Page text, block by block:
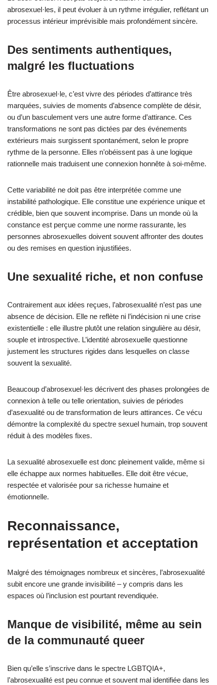
abrosexuel·les, il peut évoluer à un rythme irrégulier, reflétant un
processus intérieur imprévisible mais profondément sincère.
Des sentiments authentiques,
malgré les fluctuations
Être abrosexuel·le, c’est vivre des périodes d’attirance très
marquées, suivies de moments d’absence complète de désir,
ou d’un basculement vers une autre forme d’attirance. Ces
transformations ne sont pas dictées par des événements
extérieurs mais surgissent spontanément, selon le propre
rythme de la personne. Elles n’obéissent pas à une logique
rationnelle mais traduisent une connexion honnête à soi-même.
Cette variabilité ne doit pas être interprétée comme une
instabilité pathologique. Elle constitue une expérience unique et
crédible, bien que souvent incomprise. Dans un monde où la
constance est perçue comme une norme rassurante, les
personnes abrosexuelles doivent souvent affronter des doutes
ou des remises en question injustifiées.
Une sexualité riche, et non confuse
Contrairement aux idées reçues, l’abrosexualité n’est pas une
absence de décision. Elle ne reflète ni l’indécision ni une crise
existentielle : elle illustre plutôt une relation singulière au désir,
souple et introspective. L’identité abrosexuelle questionne
justement les structures rigides dans lesquelles on classe
souvent la sexualité.
Beaucoup d’abrosexuel·les décrivent des phases prolongées de
connexion à telle ou telle orientation, suivies de périodes
d’asexualité ou de transformation de leurs attirances. Ce vécu
démontre la complexité du spectre sexuel humain, trop souvent
réduit à des modèles fixes.
La sexualité abrosexuelle est donc pleinement valide, même si
elle échappe aux normes habituelles. Elle doit être vécue,
respectée et valorisée pour sa richesse humaine et
émotionnelle.
Reconnaissance,
représentation et acceptation
Malgré des témoignages nombreux et sincères, l’abrosexualité
subit encore une grande invisibilité – y compris dans les
espaces où l’inclusion est pourtant revendiquée.
Manque de visibilité, même au sein
de la communauté queer
Bien qu’elle s’inscrive dans le spectre LGBTQIA+,
l’abrosexualité est peu connue et souvent mal identifiée dans les